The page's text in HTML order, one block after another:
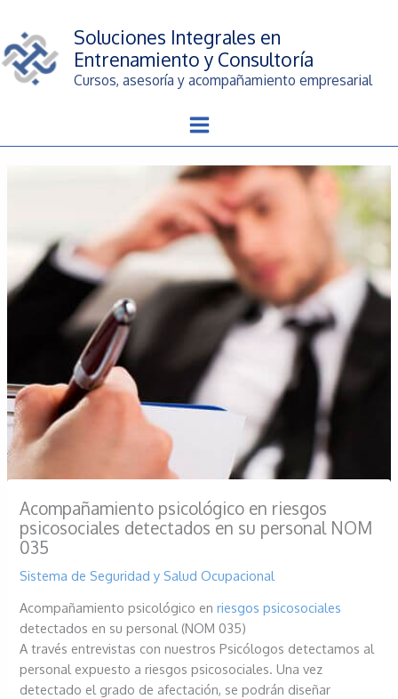
contenido
Soluciones Integrales en
Entrenamiento y Consultoría
Cursos, asesoría y acompañamiento empresarial
Acompañamiento psicológico en riesgos
psicosociales detectados en su personal NOM
035
Sistema de Seguridad y Salud Ocupacional
Acompañamiento psicológico enriesgos psicosociales
detectados en su personal (NOM 035)
A través entrevistas con nuestros Psicólogos detectamos al
personal expuesto a riesgos psicosociales. Una vez
detectado el grado de afectación, se podrán diseñar